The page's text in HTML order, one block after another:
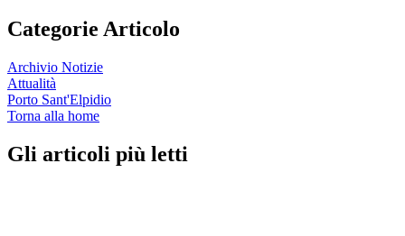
Categorie Articolo
Archivio Notizie
Attualità
Porto Sant'Elpidio
Torna alla home
Gli articoli più letti